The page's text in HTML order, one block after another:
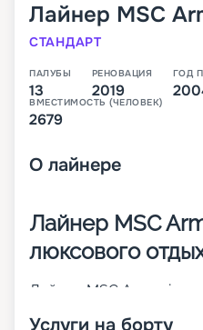
Лайнер MSC
СТАНДАРТ
ПАЛУБЫ
13
РЕНОВАЦИЯ
2019
ГОД
ВМЕСТИМОСТЬ (ЧЕЛОВЕК)
2679
О лайнере
Лайнер MSC
люксового
Лайнер MSC Armonia –
Услуги на борту